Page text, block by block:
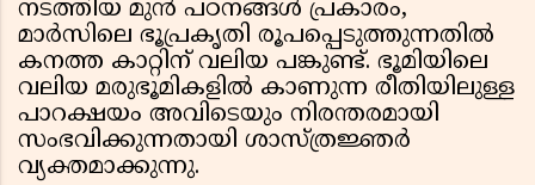
നടത്തിയ മുൻ പഠനങ്ങൾ പ്രകാരം,
മാർസിലെ ഭൂപ്രകൃതി രൂപപ്പെടുത്തുന്നതിൽ
കനത്ത കാറ്റിന് വലിയ പങ്കുണ്ട്. ഭൂമിയിലെ
വലിയ മരുഭൂമികളിൽ കാണുന്ന രീതിയിലുള്ള
പാറക്ഷയം അവിടെയും നിരന്തരമായി
സംഭവിക്കുന്നതായി ശാസ്ത്രജ്ഞർ
വ്യക്തമാക്കുന്നു.